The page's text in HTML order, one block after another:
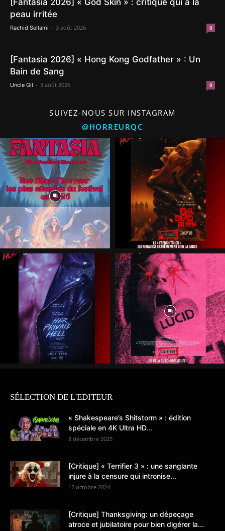
[Fantasia 2026] « God Skin » : critique qui a la
peau irritée
Rachid Sellami - 3 août 2026 0
[Fantasia 2026] « Hong Kong Godfather » : Un
Bain de Sang
Uncle Gil - 3 août 2026 0
SUIVEZ-NOUS SUR INSTAGRAM
@HORREURQC
SÉLECTION DE L'EDITEUR
« Shakespeare’s Shitstorm » : édition
spéciale en 4K Ultra HD...
8 décembre 2025
[Critique] « Terrifier 3 » : une sanglante
injure à la censure qui intronise...
12 octobre 2024
[Critique] Thanksgiving: un dépeçage
atroce et jubilatoire pour bien digérer la...